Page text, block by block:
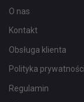
O nas
Kontakt
Obsługa klienta
Polityka prywatności
Regulamin